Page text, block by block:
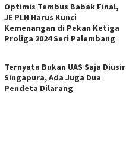
Optimis Tembus Babak Final,
JE PLN Harus Kunci
Kemenangan di Pekan Ketiga
Proliga 2024 Seri Palembang
Ternyata Bukan UAS Saja Diusir
Singapura, Ada Juga Dua
Pendeta Dilarang